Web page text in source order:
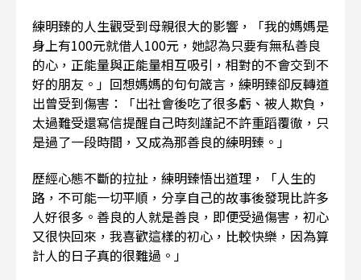
練明臻的人生觀受到母親很大的影響，「我的媽媽是
身上有100元就借人100元，她認為只要有無私善良
的心，正能量與正能量相互吸引，相對的不會交到不
好的朋友。」回想媽媽的句句箴言，練明臻卻反轉道
出曾受到傷害：「出社會後吃了很多虧、被人欺負，
太過難受還寫信提醒自己時刻謹記不許重蹈覆徹，只
是過了一段時間，又成為那善良的練明臻。」
歷經心態不斷的拉扯，練明臻悟出道理，「人生的
路，不可能一切平順，分享自己的故事後發現比許多
人好很多。善良的人就是善良，即便受過傷害，初心
又很快回來，我喜歡這樣的初心，比較快樂，因為算
計人的日子真的很難過。」